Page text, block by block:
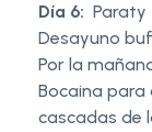
Día 6: Paraty
Desayuno
Por la
Bocaina
cascadas de